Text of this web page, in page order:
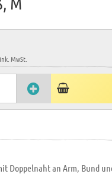
ink. MwSt.
Doppelnaht an Arm, Bund